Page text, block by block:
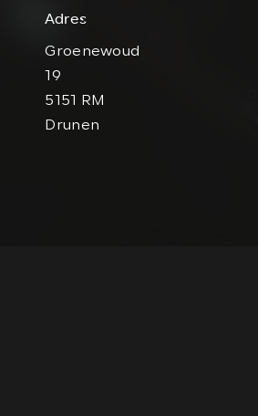
Adres
Groenewoud
19
5151 RM
Drunen